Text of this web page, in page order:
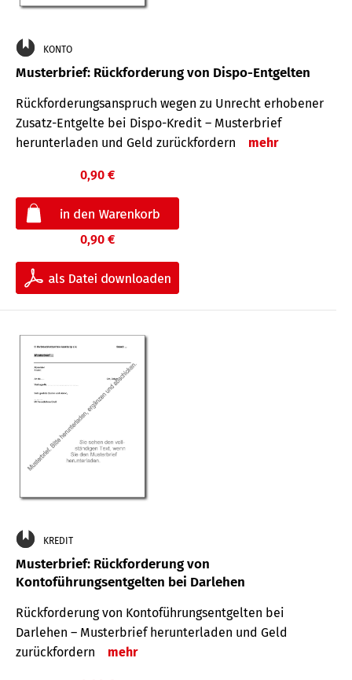
KONTO
Musterbrief: Rückforderung von Dispo-Entgelten
Rückforderungsanspruch wegen zu Unrecht erhobener
Zusatz-Entgelte bei Dispo-Kredit – Musterbrief
herunterladen und Geld zurückfordern
mehr
0,90 €
0,90 €
KREDIT
Musterbrief: Rückforderung von
Kontoführungsentgelten bei Darlehen
Rückforderung von Kontoführungsentgelten bei
Darlehen – Musterbrief herunterladen und Geld
zurückfordern
mehr